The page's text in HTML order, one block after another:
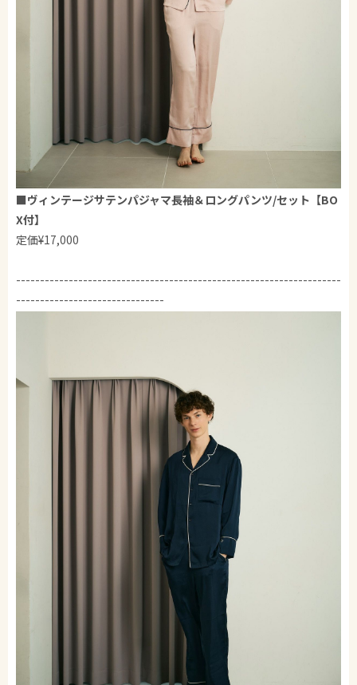
■ヴィンテージサテンパジャマ長袖＆ロングパンツ/セット【BO
X付】
定価¥17,000
--------------------------------------------------------------------
-------------------------------